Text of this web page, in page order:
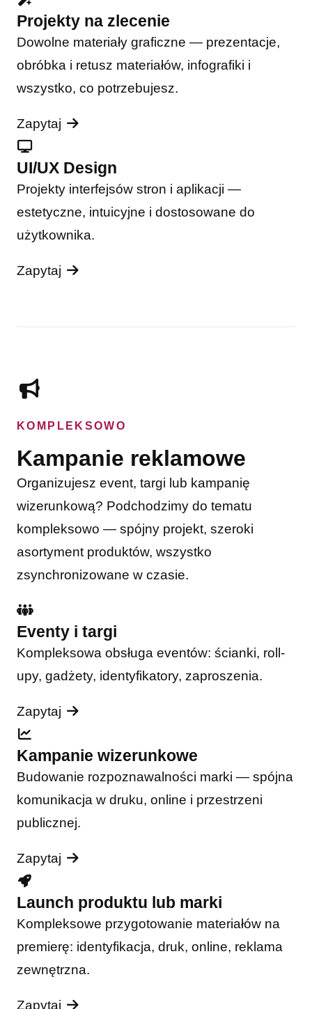
Projekty na zlecenie
Dowolne materiały graficzne — prezentacje,
obróbka i retusz materiałów, infografiki i
wszystko, co potrzebujesz.
Zapytaj
UI/UX Design
Projekty interfejsów stron i aplikacji —
estetyczne, intuicyjne i dostosowane do
użytkownika.
Zapytaj
KOMPLEKSOWO
Kampanie reklamowe
Organizujesz event, targi lub kampanię
wizerunkową? Podchodzimy do tematu
kompleksowo — spójny projekt, szeroki
asortyment produktów, wszystko
zsynchronizowane w czasie.
Eventy i targi
Kompleksowa obsługa eventów: ścianki, roll-
upy, gadżety, identyfikatory, zaproszenia.
Zapytaj
Kampanie wizerunkowe
Budowanie rozpoznawalności marki — spójna
komunikacja w druku, online i przestrzeni
publicznej.
Zapytaj
Launch produktu lub marki
Kompleksowe przygotowanie materiałów na
premierę: identyfikacja, druk, online, reklama
zewnętrzna.
Zapytaj